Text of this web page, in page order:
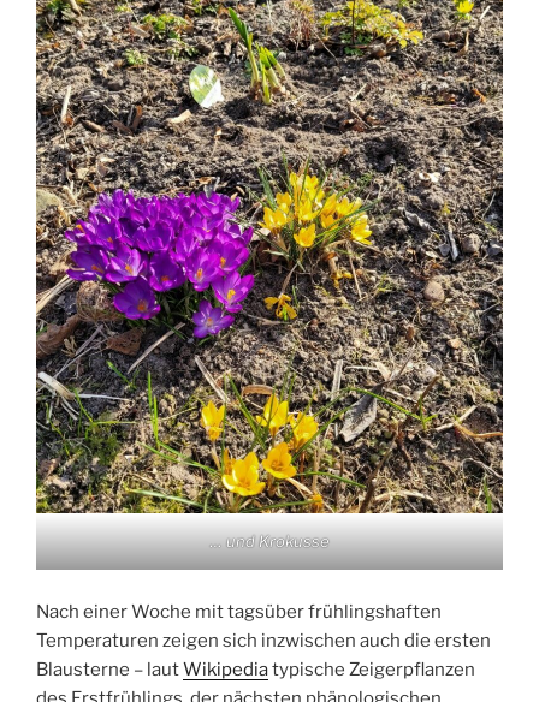
… und Krokusse
Nach einer Woche mit tagsüber frühlingshaften
Temperaturen zeigen sich inzwischen auch die ersten
Blausterne – lautWikipediatypische Zeigerpflanzen